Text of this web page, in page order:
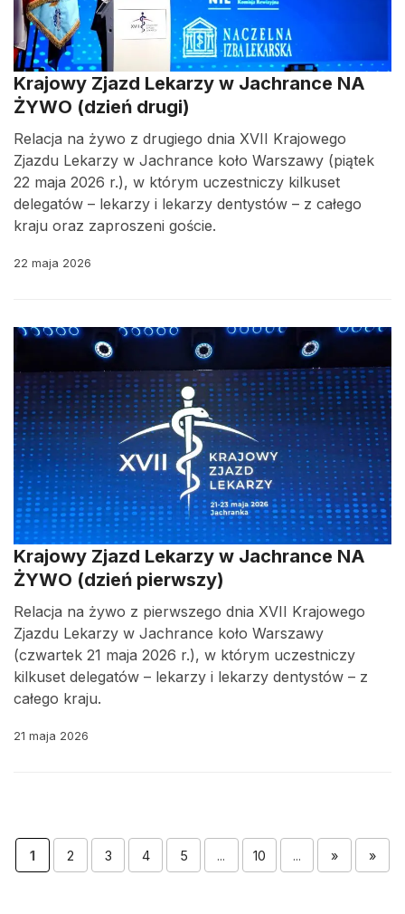
Krajowy Zjazd Lekarzy w Jachrance NA
ŻYWO (dzień drugi)
Relacja na żywo z drugiego dnia XVII Krajowego
Zjazdu Lekarzy w Jachrance koło Warszawy (piątek
22 maja 2026 r.), w którym uczestniczy kilkuset
delegatów – lekarzy i lekarzy dentystów – z całego
kraju oraz zaproszeni goście.
22 maja 2026
Krajowy Zjazd Lekarzy w Jachrance NA
ŻYWO (dzień pierwszy)
Relacja na żywo z pierwszego dnia XVII Krajowego
Zjazdu Lekarzy w Jachrance koło Warszawy
(czwartek 21 maja 2026 r.), w którym uczestniczy
kilkuset delegatów – lekarzy i lekarzy dentystów – z
całego kraju.
21 maja 2026
1 2 3 4 5 ... 10 ... » »